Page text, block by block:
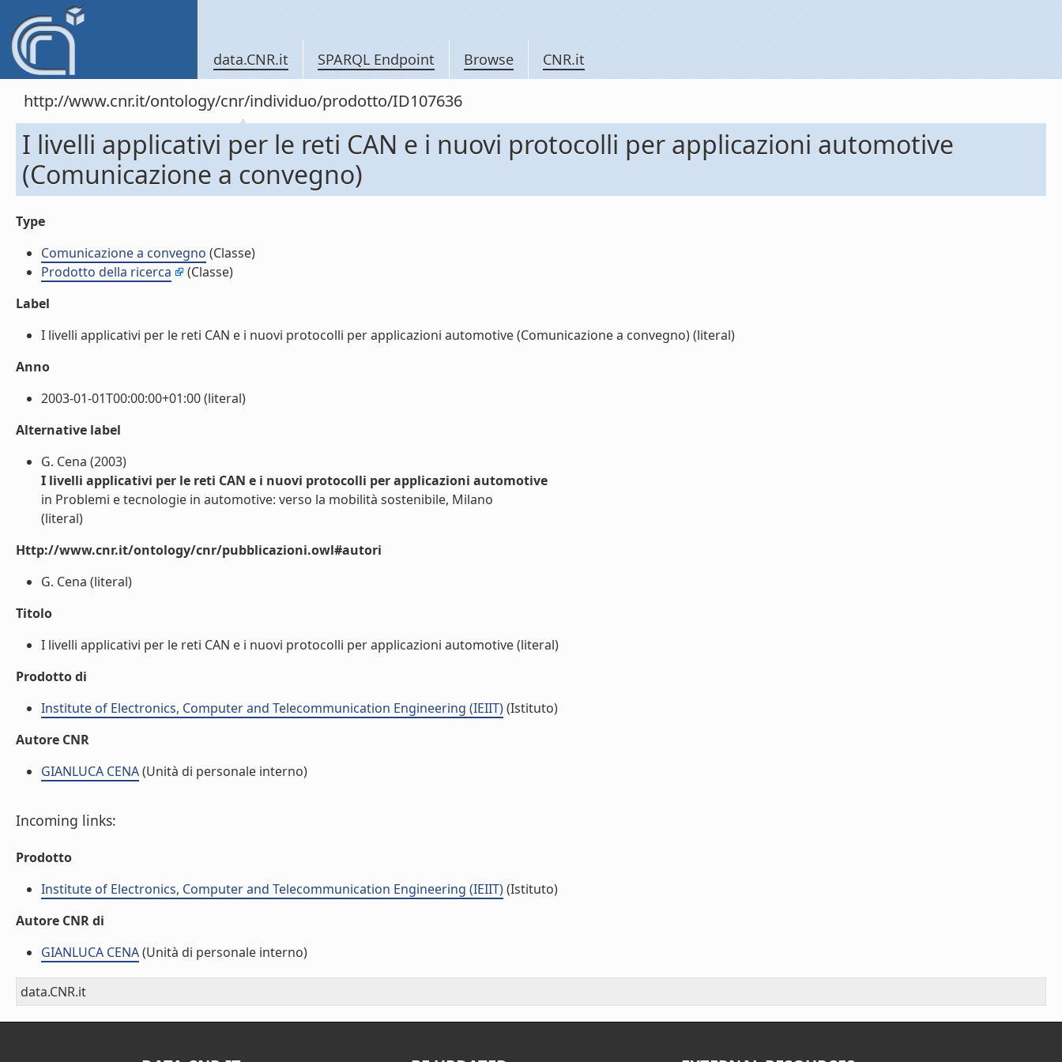
data.CNR.it SPARQL Endpoint Browse CNR.it
http://www.cnr.it/ontology/cnr/individuo/prodotto/ID107636
I livelli applicativi per le reti CAN e i nuovi protocolli per applicazioni automotive
(Comunicazione a convegno)
Type
Comunicazione a convegno (Classe)
Prodotto della ricerca
(Classe)
Label
I livelli applicativi per le reti CAN e i nuovi protocolli per applicazioni automotive (Comunicazione a convegno) (literal)
Anno
2003-01-01T00:00:00+01:00 (literal)
Alternative label
G. Cena (2003)
I livelli applicativi per le reti CAN e i nuovi protocolli per applicazioni automotive
in Problemi e tecnologie in automotive: verso la mobilità sostenibile, Milano
(literal)
Http://www.cnr.it/ontology/cnr/pubblicazioni.owl#autori
G. Cena (literal)
Titolo
I livelli applicativi per le reti CAN e i nuovi protocolli per applicazioni automotive (literal)
Prodotto di
Institute of Electronics, Computer and Telecommunication Engineering (IEIIT)(Istituto)
Autore CNR
GIANLUCA CENA(Unità di personale interno)
Incoming links:
Prodotto
Institute of Electronics, Computer and Telecommunication Engineering (IEIIT)(Istituto)
Autore CNR di
GIANLUCA CENA(Unità di personale interno)
data.CNR.it